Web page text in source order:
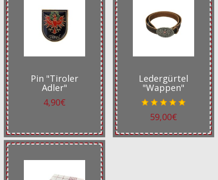
Pin "Tiroler
Adler"
4,90€
Ledergürtel
"Wappen"
59,00€